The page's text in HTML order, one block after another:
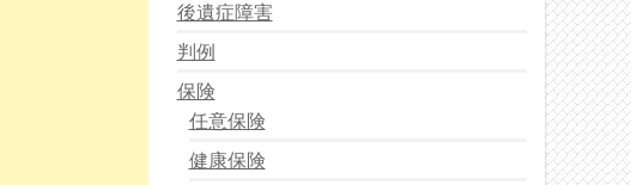
後遺症障害
判例
保険
任意保険
健康保険